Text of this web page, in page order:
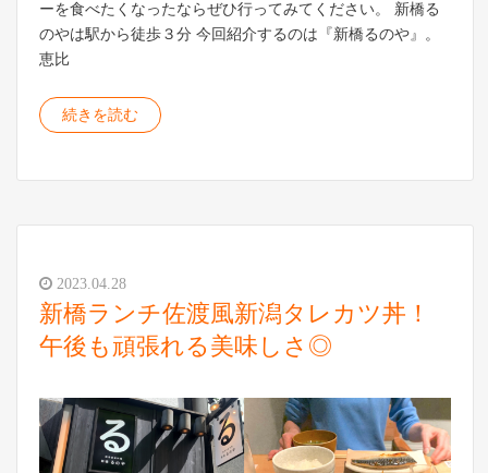
ーを食べたくなったならぜひ行ってみてください。 新橋る
のやは駅から徒歩３分 今回紹介するのは『新橋るのや』。
恵比
続きを読む
2023.04.28
新橋ランチ佐渡風新潟タレカツ丼！
午後も頑張れる美味しさ◎